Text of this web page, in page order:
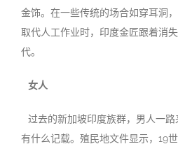
金饰。在一些传统的场合如穿耳洞
取代人工作业时，印度金匠跟着消
代。
女人
过去的新加坡印度族群，男人一
有什么记载。殖民地文件显示，19